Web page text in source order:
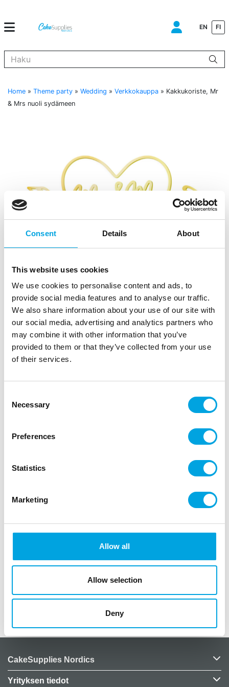
Consent Details About
This website uses cookies
We use cookies to personalise content and ads, to
provide social media features and to analyse our traffic.
We also share information about your use of our site with
our social media, advertising and analytics partners who
may combine it with other information that you’ve
provided to them or that they’ve collected from your use
of their services.
Selection
Necessary
Preferences
Statistics
Marketing
Allow all
Allow selection
Deny
EN FI
Home » Theme party » Wedding » Verkkokauppa » Kakkukoriste, Mr
& Mrs nuoli sydämeen
Kakkukoriste, Mr & Mrs nuoli sydämeen
|
Myyntiyksikkö: 6
Kaunis kakunkoriste
materiaali akryylia
CakeSupplies Nordics
Yrityksen tiedot